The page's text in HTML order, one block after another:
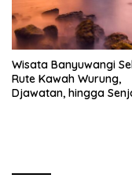
Wisata Banyuwangi
Rute Kawah Wurung,
Djawatan, hingga